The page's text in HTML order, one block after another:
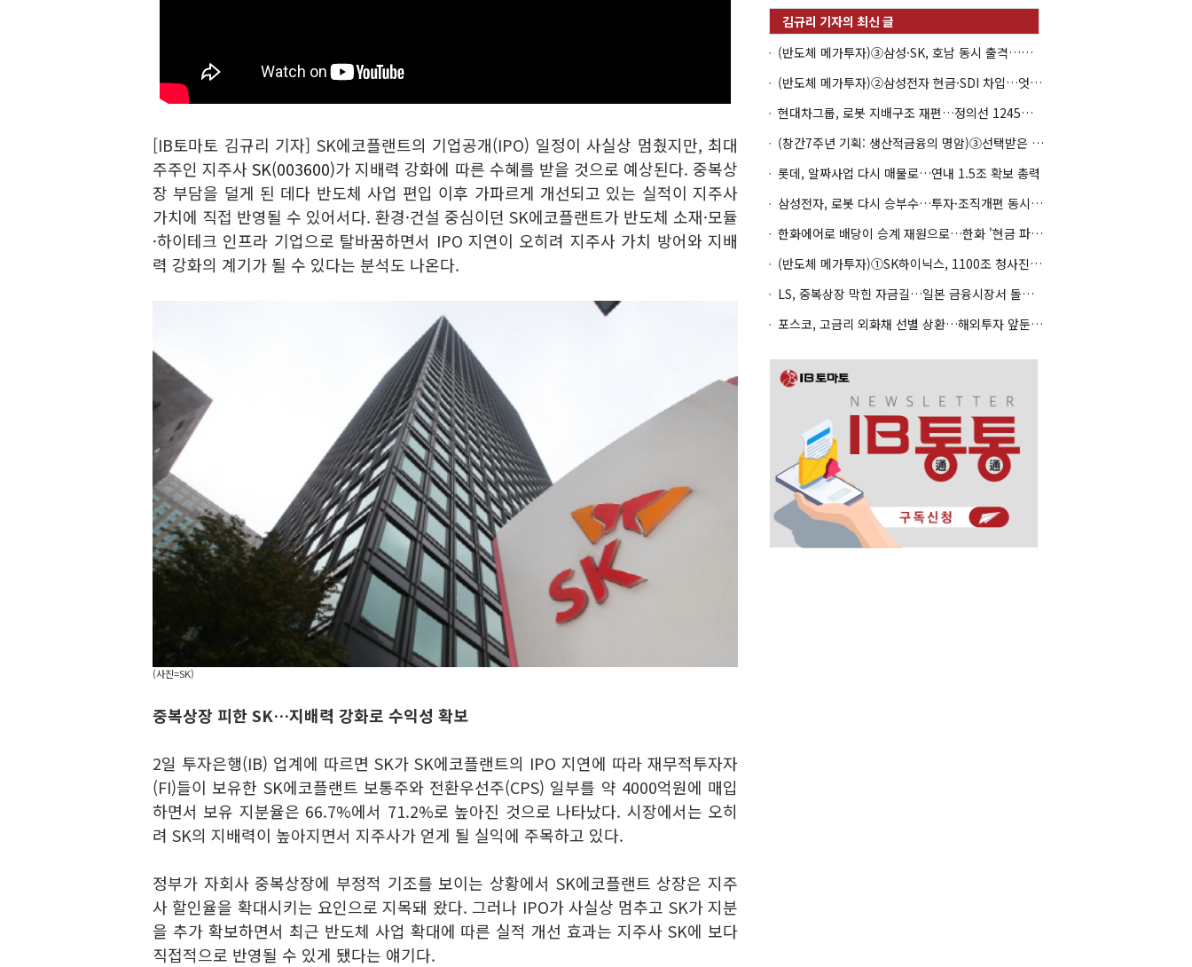
[IB토마토 김규리 기자] SK에코플랜트의 기업공개(IPO) 일정이 사실상 멈췄지만, 최대
주주인 지주사SK(003600)가 지배력 강화에 따른 수혜를 받을 것으로 예상된다. 중복상
장 부담을 덜게 된 데다 반도체 사업 편입 이후 가파르게 개선되고 있는 실적이 지주사
가치에 직접 반영될 수 있어서다. 환경·건설 중심이던 SK에코플랜트가 반도체 소재·모듈
·하이테크 인프라 기업으로 탈바꿈하면서 IPO 지연이 오히려 지주사 가치 방어와 지배
력 강화의 계기가 될 수 있다는 분석도 나온다.
(사진=SK)
중복상장 피한 SK…지배력 강화로 수익성 확보
2일 투자은행(IB) 업계에 따르면 SK가 SK에코플랜트의 IPO 지연에 따라 재무적투자자
(FI)들이 보유한 SK에코플랜트 보통주와 전환우선주(CPS) 일부를 약 4000억원에 매입
하면서 보유 지분율은 66.7%에서 71.2%로 높아진 것으로 나타났다. 시장에서는 오히
려 SK의 지배력이 높아지면서 지주사가 얻게 될 실익에 주목하고 있다.
정부가 자회사 중복상장에 부정적 기조를 보이는 상황에서 SK에코플랜트 상장은 지주
사 할인율을 확대시키는 요인으로 지목돼 왔다. 그러나 IPO가 사실상 멈추고 SK가 지분
을 추가 확보하면서 최근 반도체 사업 확대에 따른 실적 개선 효과는 지주사 SK에 보다
직접적으로 반영될 수 있게 됐다는 얘기다.
(반도체 메가투자)③삼성·SK, 호남 동시 출격…인력·협력사 쟁탈전
(반도체 메가투자)②삼성전자 현금·SDI 차입…엇갈린 2655조 투자체력
현대차그룹, 로봇 지배구조 재편…정의선 1245억 추가 투입 유력
(창간7주년 기획: 생산적금융의 명암)③선택받은 산업, 커진 자금격차
롯데, 알짜사업 다시 매물로…연내 1.5조 확보 총력
삼성전자, 로봇 다시 승부수…투자·조직개편 동시 가동
한화에어로 배당이 승계 재원으로…한화 '현금 파이프라인' 강화
(반도체 메가투자)①SK하이닉스, 1100조 청사진의 조건은 '현금'
LS, 중복상장 막힌 자금길…일본 금융시장서 돌파구 찾나
포스코, 고금리 외화채 선별 상환…해외투자 앞둔 포석